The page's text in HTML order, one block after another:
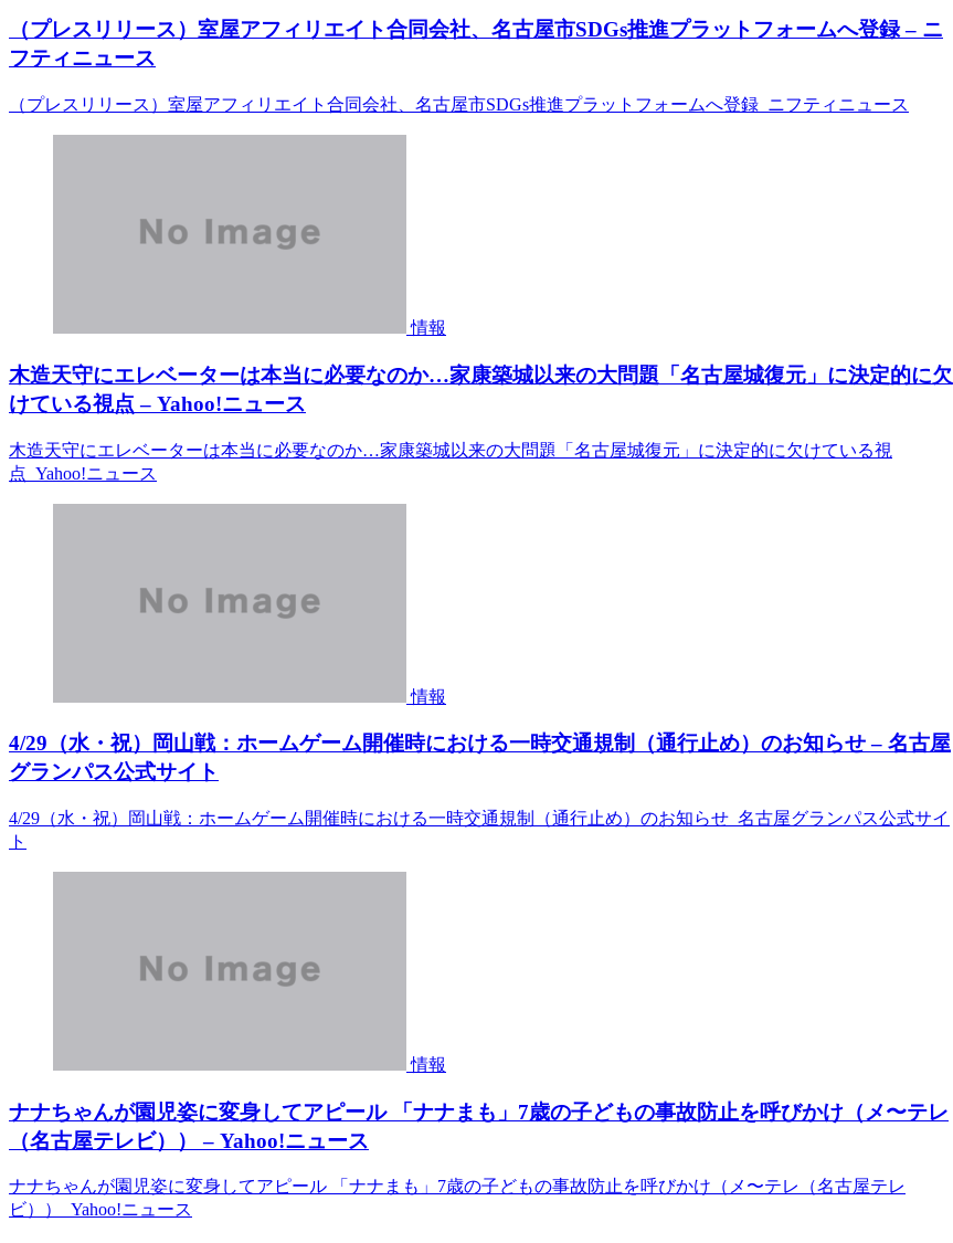
（プレスリリース）室屋アフィリエイト合同会社、名古屋市SDGs推進プラットフォームへ登録 – ニ
フティニュース
（プレスリリース）室屋アフィリエイト合同会社、名古屋市SDGs推進プラットフォームへ登録 ニフティニュース
情報
木造天守にエレベーターは本当に必要なのか…家康築城以来の大問題「名古屋城復元」に決定的に欠
けている視点 – Yahoo!ニュース
木造天守にエレベーターは本当に必要なのか…家康築城以来の大問題「名古屋城復元」に決定的に欠けている視
点 Yahoo!ニュース
情報
4/29（水・祝）岡山戦：ホームゲーム開催時における一時交通規制（通行止め）のお知らせ – 名古屋
グランパス公式サイト
4/29（水・祝）岡山戦：ホームゲーム開催時における一時交通規制（通行止め）のお知らせ 名古屋グランパス公式サイ
ト
情報
ナナちゃんが園児姿に変身してアピール 「ナナまも」7歳の子どもの事故防止を呼びかけ（メ〜テレ
（名古屋テレビ）） – Yahoo!ニュース
ナナちゃんが園児姿に変身してアピール 「ナナまも」7歳の子どもの事故防止を呼びかけ（メ〜テレ（名古屋テレ
ビ）） Yahoo!ニュース